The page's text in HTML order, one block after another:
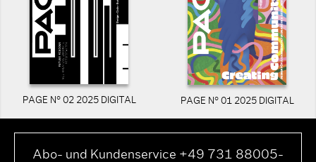
PAGE N° 02 2025 DIGITAL PAGE N° 01 2025 DIGITAL
Abo- und Kundenservice +49 731 88005-